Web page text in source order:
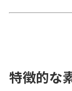
特徴的な